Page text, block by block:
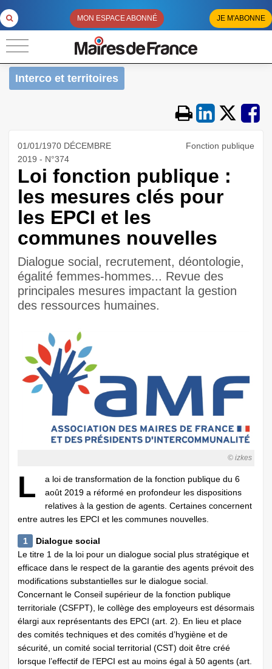
MON ESPACE ABONNÉ JE M'ABONNE
Interco et territoires
01/01/1970 DÉCEMBRE
2019 - N°374
Fonction publique
Loi fonction publique :
les mesures clés pour
les EPCI et les
communes nouvelles
Dialogue social, recrutement, déontologie,
égalité femmes-hommes... Revue des
principales mesures impactant la gestion
des ressources humaines.
© izkes
L
a loi de transformation de la fonction publique du 6
août 2019 a réformé en profondeur les dispositions
relatives à la gestion de agents. Certaines concernent
entre autres les EPCI et les communes nouvelles.
1
Dialogue social
Le titre 1 de la loi pour un dialogue social plus stratégique et
efficace dans le respect de la garantie des agents prévoit des
modifications substantielles sur le dialogue social.
Concernant le Conseil supérieur de la fonction publique
territoriale (CSFPT), le collège des employeurs est désormais
élargi aux représentants des EPCI (art. 2). En lieu et place
des comités techniques et des comités d’hygiène et de
sécurité, un comité social territorial (CST) doit être créé
lorsque l’effectif de l’EPCI est au moins égal à 50 agents (art.